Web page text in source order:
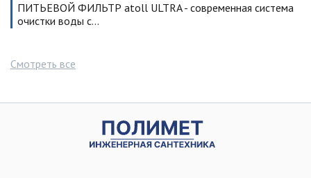
ПИТЬЕВОЙ ФИЛЬТР atoll ULTRA - современная система
очистки воды с…
Смотреть все